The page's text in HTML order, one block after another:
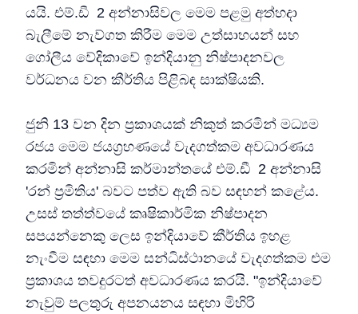
යයි. එම්.ඩී 2 අන්නාසිවල මෙම පළමු අත්හදා
බැලීමේ නැව්ගත කිරීම මෙම උත්සාහයන් සහ
ගෝලීය වේදිකාවේ ඉන්දියානු නිෂ්පාදනවල
වර්ධනය වන කීර්තිය පිළිබඳ සාක්ෂියකි.
ජුනි 13 වන දින ප්‍රකාශයක් නිකුත් කරමින් මධ්‍යම
රජය මෙම ජයග්‍රහණයේ වැදගත්කම අවධාරණය
කරමින් අන්නාසි කර්මාන්තයේ එම්.ඩී 2 අන්නාසි
'රන් ප්‍රමිතිය' බවට පත්ව ඇති බව සඳහන් කළේය.
උසස් තත්ත්වයේ කෘෂිකාර්මික නිෂ්පාදන
සපයන්නෙකු ලෙස ඉන්දියාවේ කීර්තිය ඉහළ
නැංවීම සඳහා මෙම සන්ධිස්ථානයේ වැදගත්කම එම
ප්‍රකාශය තවදුරටත් අවධාරණය කරයි. "ඉන්දියාවේ
නැවුම් පලතුරු අපනයනය සඳහා මිහිරි